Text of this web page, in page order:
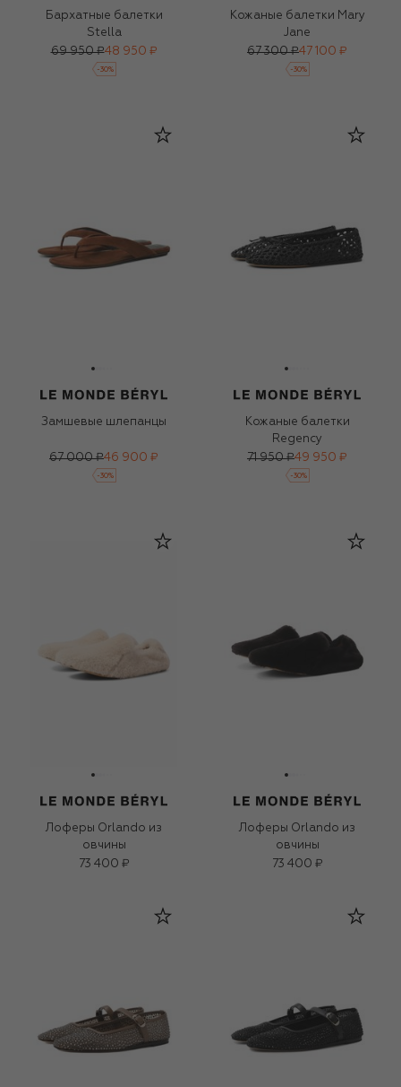
Бархатные балетки
Stella
69 950 ₽48 950 ₽
-30%
Кожаные балетки Mary
Jane
67 300 ₽47 100 ₽
-30%
Замшевые шлепанцы
67 000 ₽46 900 ₽
-30%
Кожаные балетки
Regency
71 950 ₽49 950 ₽
-30%
Лоферы Orlando из
овчины
73 400 ₽
Лоферы Orlando из
овчины
73 400 ₽